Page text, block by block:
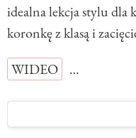
idealna lekcja stylu dla
koronkę z klasą i
WIDEO
…